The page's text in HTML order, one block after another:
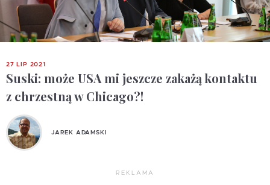
27 LIP 2021
Suski: może USA mi jeszcze zakażą kontaktu
z chrzestną w Chicago?!
JAREK ADAMSKI
REKLAMA